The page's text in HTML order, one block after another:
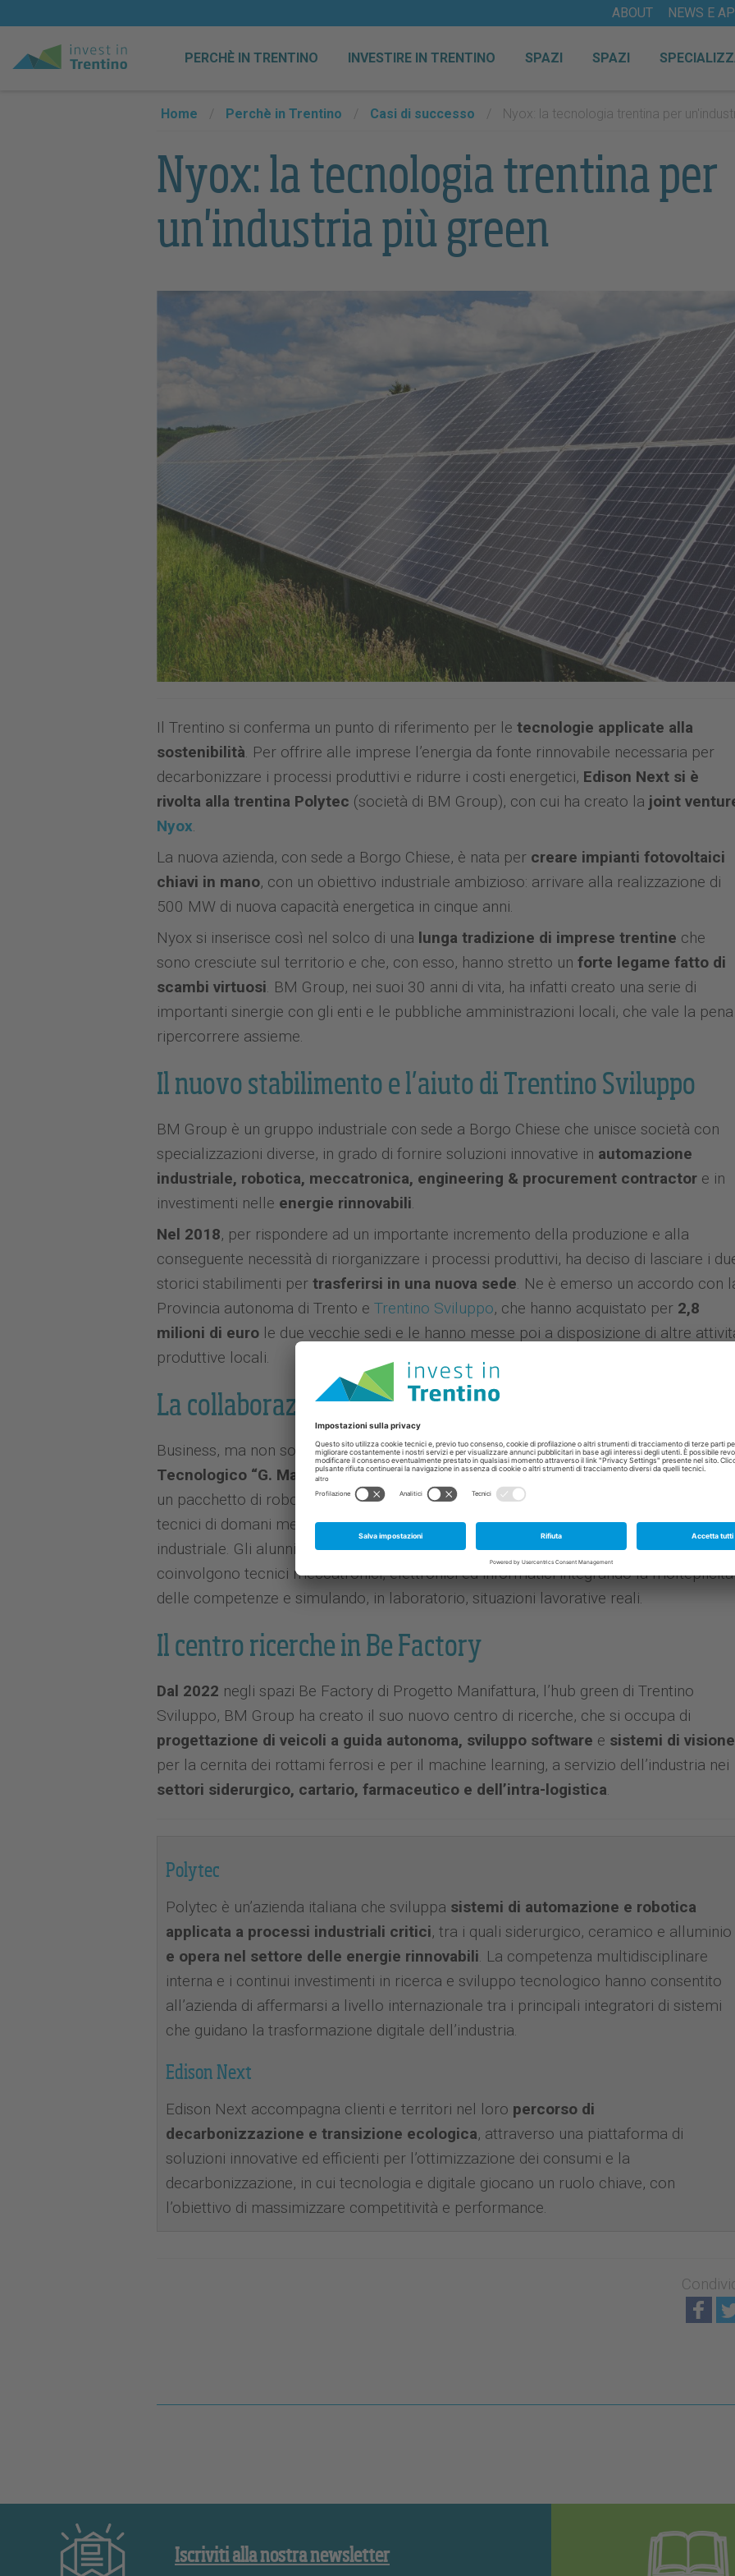
ABOUT NEWS E
PERCHÈ IN TRENTINO INVESTIRE IN TRENTINO SPAZI SPAZI
Home / Perchè in Trentino / Casi di successo / Nyox: la tecnologia trentina per
Nyox: la tecnologia trentina per
un'industria più green
Il Trentino si conferma un punto di riferimento per le tecnologie applicate alla
sostenibilità. Per offrire alle imprese l’energia da fonte rinnovabile necessaria per
decarbonizzare i processi produttivi e ridurre i costi energetici, Edison Next si è
rivolta alla trentina Polytec (società di BM Group), con cui ha creato la joint
Nyox.
La nuova azienda, con sede a Borgo Chiese, è nata per creare impianti fotovoltaici
chiavi in mano, con un obiettivo industriale ambizioso: arrivare alla realizzazione di
500 MW di nuova capacità energetica in cinque anni.
Nyox si inserisce così nel solco di una lunga tradizione di imprese trentine che
sono cresciute sul territorio e che, con esso, hanno stretto un forte legame fatto di
scambi virtuosi. BM Group, nei suoi 30 anni di vita, ha infatti creato una serie di
importanti sinergie con gli enti e le pubbliche amministrazioni locali, che vale la pena
ripercorrere assieme.
Il nuovo stabilimento e l’aiuto di Trentino Sviluppo
BM Group è un gruppo industriale con sede a Borgo Chiese che unisce società con
specializzazioni diverse, in grado di fornire soluzioni innovative in automazione
industriale, robotica, meccatronica, engineering & procurement contractor e in
investimenti nelle energie rinnovabili.
Nel 2018, per rispondere ad un importante incremento della produzione e alla
conseguente necessità di riorganizzare i processi produttivi, ha deciso di lasciare i
storici stabilimenti per trasferirsi in una nuova sede. Ne è emerso un accordo con
Provincia autonoma di Trento e Trentino Sviluppo, che hanno acquistato per 2,8
milioni di euro le due vecchie sedi e le hanno messe poi a disposizione di altre
produttive locali.
La collaborazione con ITT Marconi
Business, ma non solo. BM Groupnel 2019 ha donato all’Istituto Tecnico
Tecnologico “G. Marconi” di Rovereto la macchina KIT School di ABB. Si tratta di
un pacchetto di robotica specifico per il mondo educational, concepito per formare i
tecnici di domani mediante l’utilizzo di tecnologie e software utilizzati in ambito
industriale. Gli alunni possono cimentarsi in esercitazioni e sperimentazioni che
coinvolgono tecnici meccatronici, elettronici ed informatici integrando la molteplicità
delle competenze e simulando, in laboratorio, situazioni lavorative reali.
Il centro ricerche in Be Factory
Dal 2022 negli spazi Be Factory di Progetto Manifattura, l’hub green di Trentino
Sviluppo, BM Group ha creato il suo nuovo centro di ricerche, che si occupa di
progettazione di veicoli a guida autonoma, sviluppo software e sistemi di visione
per la cernita dei rottami ferrosi e per il machine learning, a servizio dell’industria nei
settori siderurgico, cartario, farmaceutico e dell’intra-logistica.
Polytec
Polytec è un’azienda italiana che sviluppa sistemi di automazione e robotica
applicata a processi industriali critici, tra i quali siderurgico, ceramico e alluminio
e opera nel settore delle energie rinnovabili. La competenza multidisciplinare
interna e i continui investimenti in ricerca e sviluppo tecnologico hanno consentito
all’azienda di affermarsi a livello internazionale tra i principali integratori di sistemi
che guidano la trasformazione digitale dell’industria.
Edison Next
Edison Next accompagna clienti e territori nel loro percorso di
decarbonizzazione e transizione ecologica, attraverso una piattaforma di
soluzioni innovative ed efficienti per l’ottimizzazione dei consumi e la
decarbonizzazione, in cui tecnologia e digitale giocano un ruolo chiave, con
l’obiettivo di massimizzare competitività e performance.
Iscriviti alla nostra newsletter